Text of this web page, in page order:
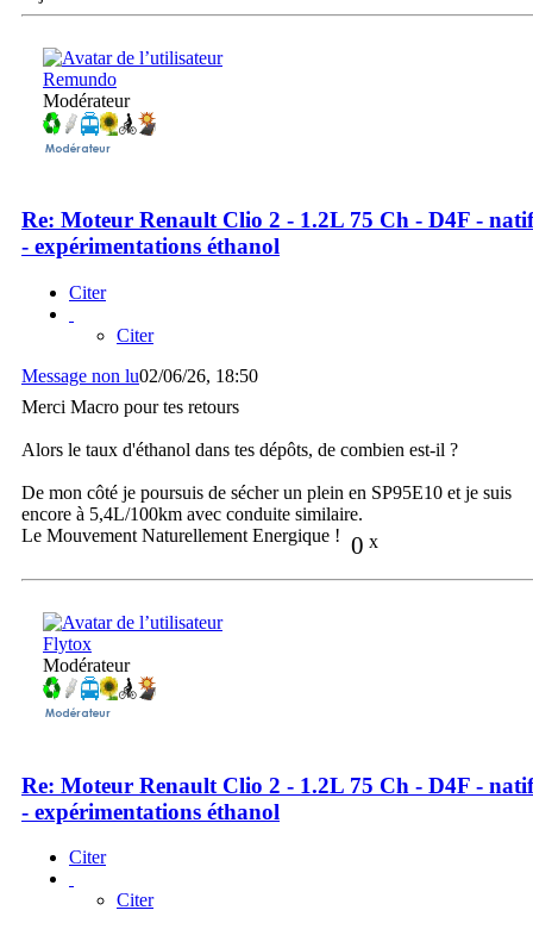
Remundo
Modérateur
Re: Moteur Renault Clio 2 - 1.2L 75 Ch - D4F - natif
- expérimentations éthanol
Citer
Citer
Message non lu02/06/26, 18:50
Merci Macro pour tes retours
Alors le taux d'éthanol dans tes dépôts, de combien est-il ?
De mon côté je poursuis de sécher un plein en SP95E10 et je suis
encore à 5,4L/100km avec conduite similaire.
0 x
Le Mouvement Naturellement Energique !
Flytox
Modérateur
Re: Moteur Renault Clio 2 - 1.2L 75 Ch - D4F - natif
- expérimentations éthanol
Citer
Citer